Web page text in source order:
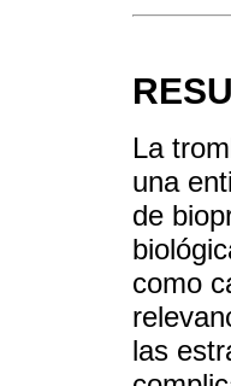
La
una
de
como
las